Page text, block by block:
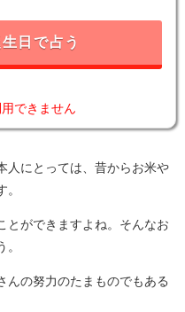
日で占う
できません
人にとっては、昔からお米や
。
とができますよね。そんなお
。
んの努力のたまものでもある